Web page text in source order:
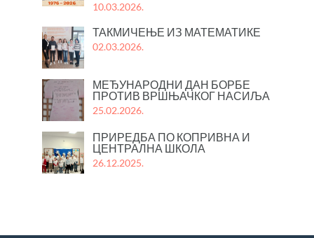
10.03.2026.
ТАКМИЧЕЊЕ ИЗ МАТЕМАТИКЕ
02.03.2026.
МЕЂУНАРОДНИ ДАН БОРБЕ
ПРОТИВ ВРШЊАЧКОГ НАСИЉА
25.02.2026.
ПРИРЕДБА ПО КОПРИВНА И
ЦЕНТРАЛНА ШКОЛА
26.12.2025.